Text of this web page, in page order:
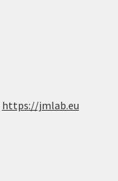
https://jmlab.eu